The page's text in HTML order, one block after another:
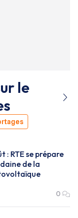
le
: RTE se prépare
de la
0